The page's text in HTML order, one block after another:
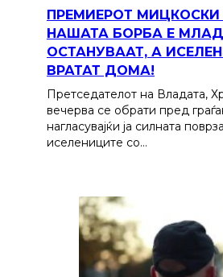
ПРЕМИЕРОТ
НАШАТА БОРБА Е
ОСТАНУВААТ, А
ВРАТАТ ДОМА!
Претседателот на Владата,
вечерва се обрати пред
нагласувајќи ја силната
иселениците со…